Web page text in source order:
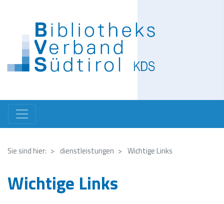
Inhalt
Sie sind hier: dienstleistungen Wichtige Links
Wichtige Links